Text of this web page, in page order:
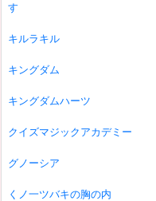
す
キルラキル
キングダム
キングダムハーツ
クイズマジックアカデミー
グノーシア
くノ一ツバキの胸の内